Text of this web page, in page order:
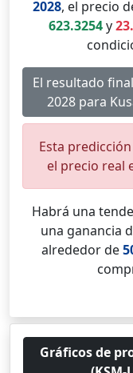
2028, el precio
623.3254y
El resultado
2028 para
Esta
el precio real
Habrá una
una ganancia
alrededor de
Gráficos de